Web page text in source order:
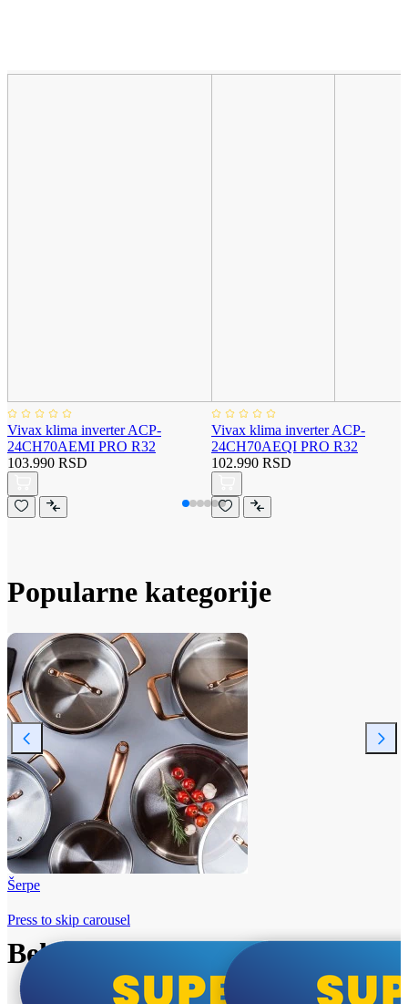
Vivax klima inverter ACP-
24CH70AEMI PRO R32
103.990 RSD
Vivax klima inverter ACP-
24CH70AEQI PRO R32
102.990 RSD
Popularne kategorije
Šerpe
Beko i Tesla super cene
Press to skip carousel